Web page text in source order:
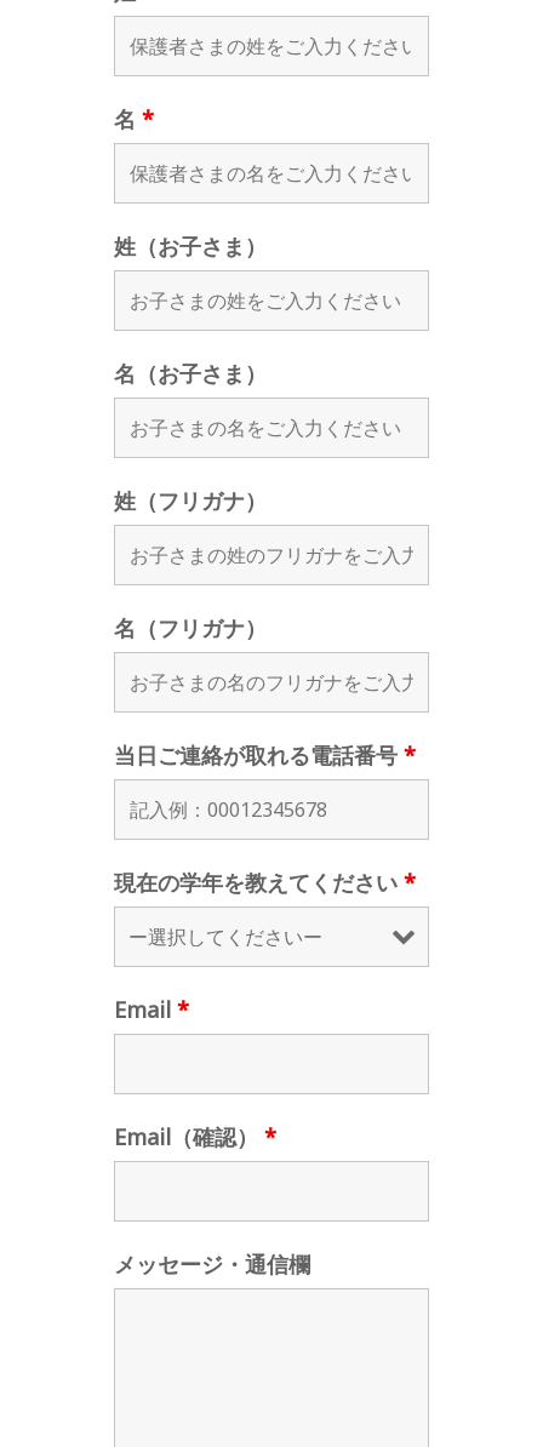
名 *
姓（お子さま）
名（お子さま）
姓（フリガナ）
名（フリガナ）
当日ご連絡が取れる電話番号 *
現在の学年を教えてください *
Email *
Email（確認） *
メッセージ・通信欄